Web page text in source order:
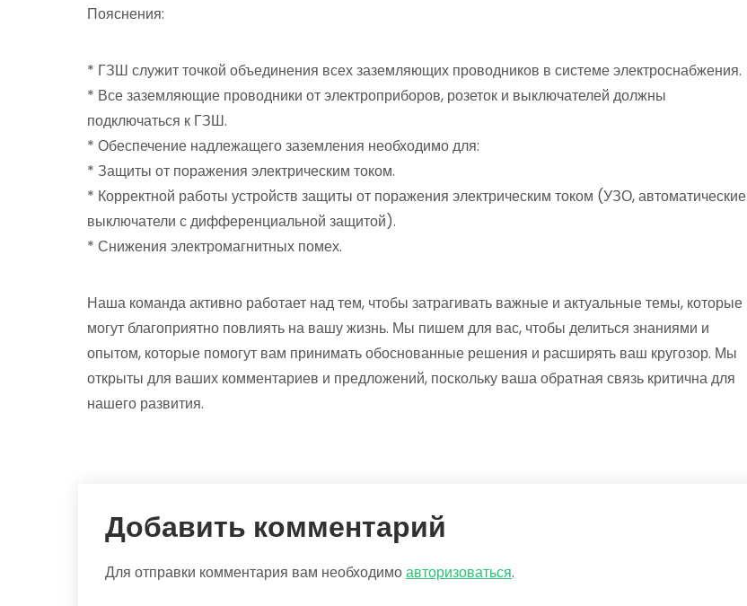
Пояснения:
* ГЗШ служит точкой объединения всех заземляющих проводников в системе электроснабжения.
* Все заземляющие проводники от электроприборов, розеток и выключателей должны
подключаться к ГЗШ.
* Обеспечение надлежащего заземления необходимо для:
* Защиты от поражения электрическим током.
* Корректной работы устройств защиты от поражения электрическим током (УЗО, автоматические
выключатели с дифференциальной защитой).
* Снижения электромагнитных помех.
Наша команда активно работает над тем, чтобы затрагивать важные и актуальные темы, которые
могут благоприятно повлиять на вашу жизнь. Мы пишем для вас, чтобы делиться знаниями и
опытом, которые помогут вам принимать обоснованные решения и расширять ваш кругозор. Мы
открыты для ваших комментариев и предложений, поскольку ваша обратная связь критична для
нашего развития.
Добавить комментарий
Для отправки комментария вам необходимоавторизоваться.